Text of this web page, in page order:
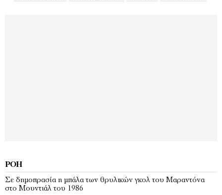
ΡΟΉ
Σε δημοπρασία η μπάλα των θρυλικών γκολ του Μαραντόνα
στο Μουντιάλ του 1986